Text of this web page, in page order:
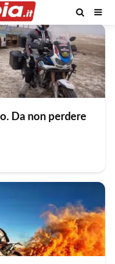
Da non perdere